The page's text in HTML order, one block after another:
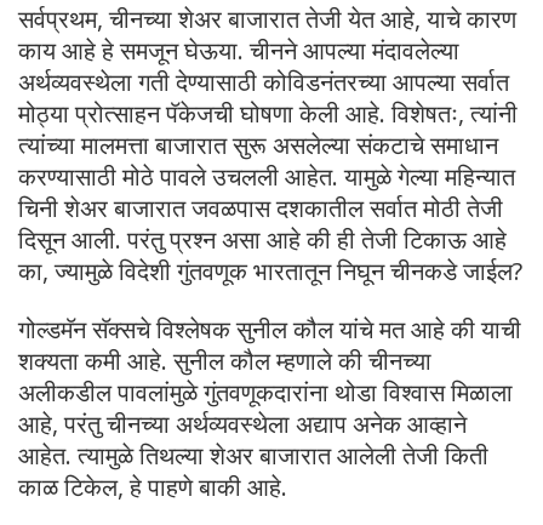
सर्वप्रथम, चीनच्या शेअर बाजारात तेजी येत आहे, याचे कारण
काय आहे हे समजून घेऊया. चीनने आपल्या मंदावलेल्या
अर्थव्यवस्थेला गती देण्यासाठी कोविडनंतरच्या आपल्या सर्वात
मोठ्या प्रोत्साहन पॅकेजची घोषणा केली आहे. विशेषतः, त्यांनी
त्यांच्या मालमत्ता बाजारात सुरू असलेल्या संकटाचे समाधान
करण्यासाठी मोठे पावले उचलली आहेत. यामुळे गेल्या महिन्यात
चिनी शेअर बाजारात जवळपास दशकातील सर्वात मोठी तेजी
दिसून आली. परंतु प्रश्न असा आहे की ही तेजी टिकाऊ आहे
का, ज्यामुळे विदेशी गुंतवणूक भारतातून निघून चीनकडे जाईल?
गोल्डमॅन सॅक्सचे विश्लेषक सुनील कौल यांचे मत आहे की याची
शक्यता कमी आहे. सुनील कौल म्हणाले की चीनच्या
अलीकडील पावलांमुळे गुंतवणूकदारांना थोडा विश्वास मिळाला
आहे, परंतु चीनच्या अर्थव्यवस्थेला अद्याप अनेक आव्हाने
आहेत. त्यामुळे तिथल्या शेअर बाजारात आलेली तेजी किती
काळ टिकेल, हे पाहणे बाकी आहे.